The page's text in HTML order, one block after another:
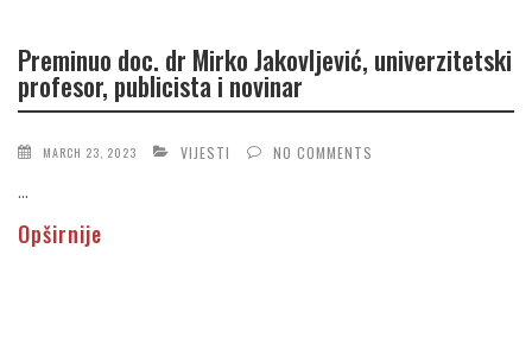
Preminuo doc. dr Mirko Jakovljević, univerzitetski
profesor, publicista i novinar
MARCH 23, 2023 VIJESTI NO COMMENTS
...
Opširnije